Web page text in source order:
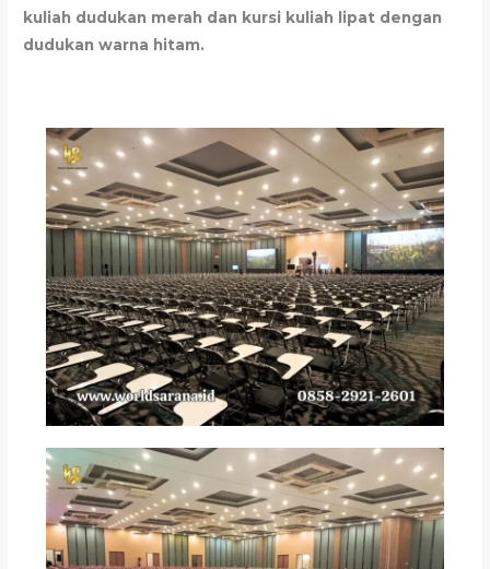
kuliah dudukan merah dan kursi kuliah lipat dengan
dudukan warna hitam.